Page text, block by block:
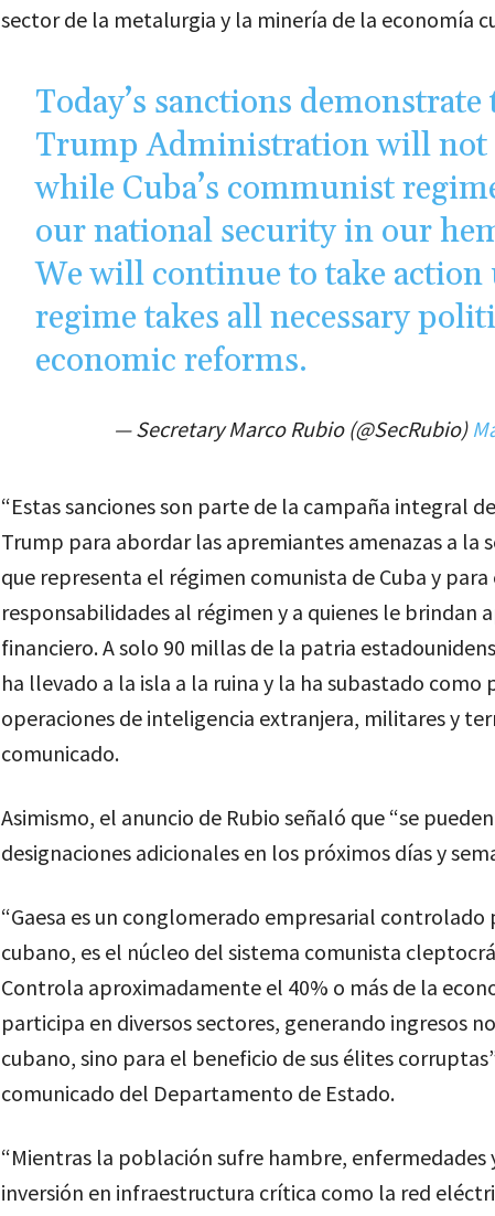
sector de la metalurgia y la minería de la economía
Today’s sanctions
Trump Administration will not
while Cuba’s communist
our national security in our
We will continue to take
regime takes all necessary
economic reforms.
— Secretary Marco Rubio (@SecRubio)
“Estas sanciones son parte de la campaña integral
Trump para abordar las apremiantes amenazas a la
que representa el régimen comunista de Cuba y para
responsabilidades al régimen y a quienes le brindan
financiero. A solo 90 millas de la patria
ha llevado a la isla a la ruina y la ha subastado
operaciones de inteligencia extranjera, militares y
comunicado.
Asimismo, el anuncio de Rubio señaló que “se
designaciones adicionales en los próximos días y
“Gaesa es un conglomerado empresarial controlado
cubano, es el núcleo del sistema comunista
Controla aproximadamente el 40% o más de la
participa en diversos sectores, generando ingresos
cubano, sino para el beneficio de sus élites
comunicado del Departamento de Estado.
“Mientras la población sufre hambre, enfermedades
inversión en infraestructura crítica como la red